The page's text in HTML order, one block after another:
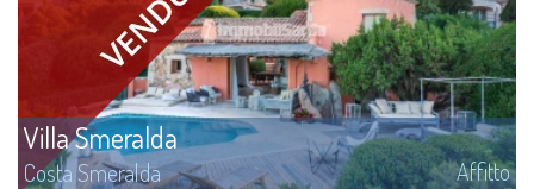
Villa Smeralda
Costa Smeralda Affitto